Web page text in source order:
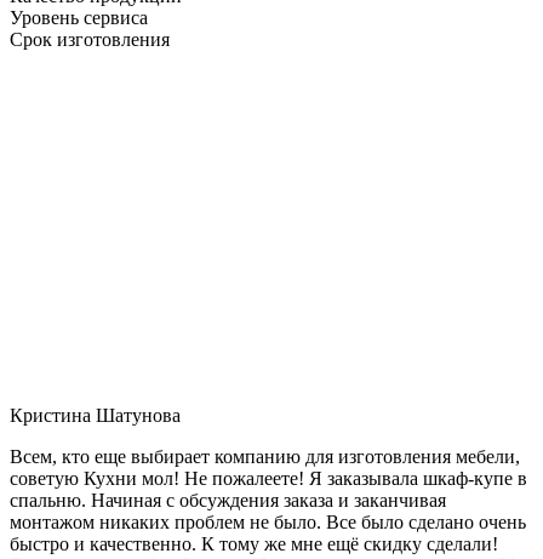
Уровень сервиса
Срок изготовления
Кристина Шатунова
Всем, кто еще выбирает компанию для изготовления мебели,
советую Кухни мол! Не пожалеете! Я заказывала шкаф-купе в
спальню. Начиная с обсуждения заказа и заканчивая
монтажом никаких проблем не было. Все было сделано очень
быстро и качественно. К тому же мне ещё скидку сделали!